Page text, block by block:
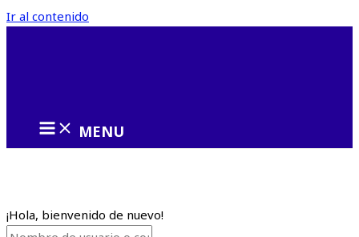
Ir al contenido
MENU
¡Hola, bienvenido de nuevo!